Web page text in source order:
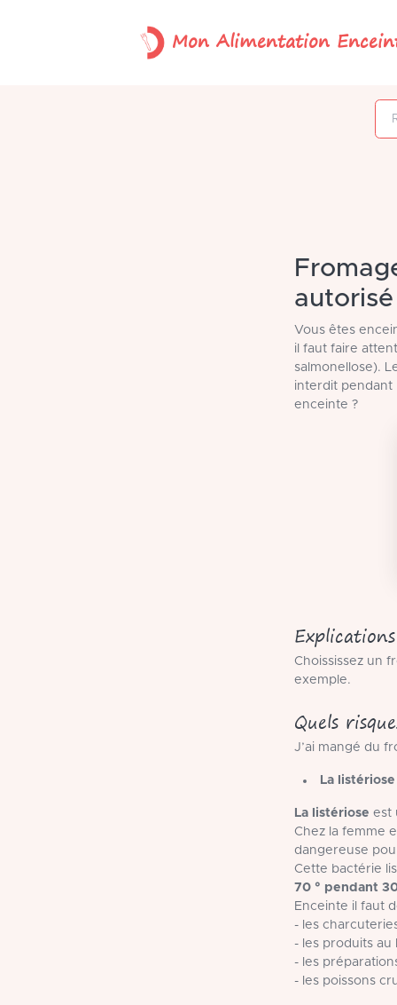
Mon Alimentation
Rechercher
autorisé
Vous êtes
il faut faire
salmonellose).
interdit pendant
enceinte ?
Explications
Choississez un
exemple.
Quels
J’ai mangé du
La listériose
La listériose est
Chez la femme
dangereuse
Cette bactérie
70 ° pendant
Enceinte il faut
- les
- les produits au
- les
- les poissons